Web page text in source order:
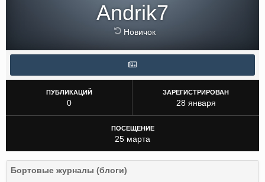
Andrik7
Новичок
ПУБЛИКАЦИЙ
0
ЗАРЕГИСТРИРОВАН
28 января
ПОСЕЩЕНИЕ
25 марта
Бортовые журналы (блоги)